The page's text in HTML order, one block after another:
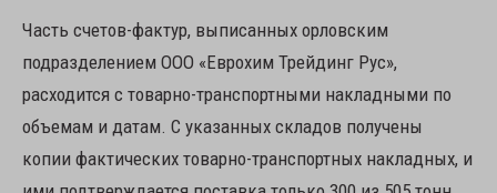
Часть счетов-фактур, выписанных орловским
подразделением ООО «Еврохим Трейдинг Рус»,
расходится с товарно-транспортными накладными по
объемам и датам. С указанных складов получены
копии фактических товарно-транспортных накладных, и